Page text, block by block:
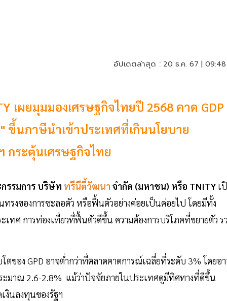
อัปเดตล่าสุด : 20 ธ.ค. 67 |
ผยมุมมองเศรษฐกิจไทยปี 2568 คาด GDP
ขึ้นภาษีนำเข้าประเทศที่เกินนโยบาย
กระตุ้นเศรษฐกิจไทย
รรมการ บริษัท ทรีนีตี้วัฒนา จำกัด (มหาชน) หรือ TNITY เ
รงของการชะลอตัว หรือฟื้นตัวอย่างค่อยเป็นค่อยไป โดยมีทั้ง
ทศ การท่องเที่ยวที่ฟื้นตัวดีขึ้น ความต้องการบริโภคที่ขยายตัว ร
ของ GPD อาจต่ำกว่าที่ตลาดคาดการณ์เฉลี่ยที่ระดับ 3% โดยอ
มาณ 2.6-2.8% แม้ว่าปัจจัยภายในประเทศดูมีทิศทางที่ดีขึ้น
งินลงทุนของรัฐฯ